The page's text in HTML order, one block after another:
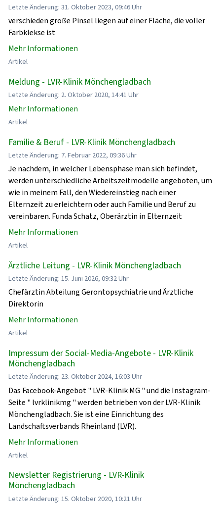
Letzte Änderung: 31. Oktober 2023, 09:46 Uhr
verschieden große Pinsel liegen auf einer Fläche, die voller
Farbklekse ist
Mehr Informationen
Artikel
Meldung - LVR-Klinik Mönchengladbach
Letzte Änderung: 2. Oktober 2020, 14:41 Uhr
Mehr Informationen
Artikel
Familie & Beruf - LVR-Klinik Mönchengladbach
Letzte Änderung: 7. Februar 2022, 09:36 Uhr
Je nachdem, in welcher Lebensphase man sich befindet,
werden unterschiedliche Arbeitszeitmodelle angeboten, um
wie in meinem Fall, den Wiedereinstieg nach einer
Elternzeit zu erleichtern oder auch Familie und Beruf zu
vereinbaren. Funda Schatz, Oberärztin in Elternzeit
Mehr Informationen
Artikel
Ärztliche Leitung - LVR-Klinik Mönchengladbach
Letzte Änderung: 15. Juni 2026, 09:32 Uhr
Chefärztin Abteilung Gerontopsychiatrie und Ärztliche
Direktorin
Mehr Informationen
Artikel
Impressum der Social-Media-Angebote - LVR-Klinik
Mönchengladbach
Letzte Änderung: 23. Oktober 2024, 16:03 Uhr
Das Facebook-Angebot " LVR-Klinik MG " und die Instagram-
Seite " lvrklinikmg " werden betrieben von der LVR-Klinik
Mönchengladbach. Sie ist eine Einrichtung des
Landschaftsverbands Rheinland (LVR).
Mehr Informationen
Artikel
Newsletter Registrierung - LVR-Klinik
Mönchengladbach
Letzte Änderung: 15. Oktober 2020, 10:21 Uhr